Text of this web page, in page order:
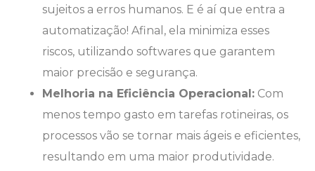
sujeitos a erros humanos. E é aí que entra a
automatização! Afinal, ela minimiza esses
riscos, utilizando softwares que garantem
maior precisão e segurança.
Melhoria na Eficiência Operacional: Com
menos tempo gasto em tarefas rotineiras, os
processos vão se tornar mais ágeis e eficientes,
resultando em uma maior produtividade.